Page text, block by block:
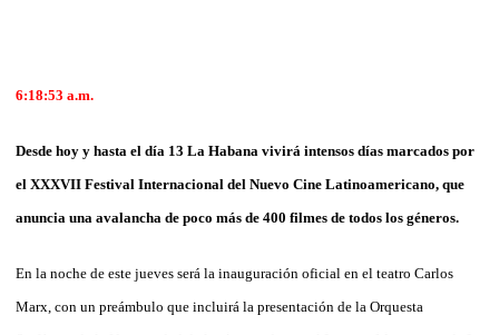
6:18:53 a.m.
Desde hoy y hasta el día 13 La Habana vivirá intensos días marcados por
el XXXVII Festival Internacional del Nuevo Cine Latinoamericano, que
anuncia una avalancha de poco más de 400 filmes de todos los géneros.
En la noche de este jueves será la inauguración oficial en el teatro Carlos
Marx, con un preámbulo que incluirá la presentación de la Orquesta